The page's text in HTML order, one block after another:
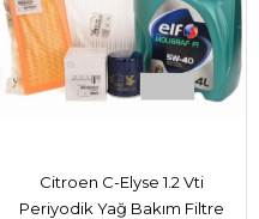
Citroen C-Elyse 1.2 Vti
Periyodik Yağ Bakım Filtre